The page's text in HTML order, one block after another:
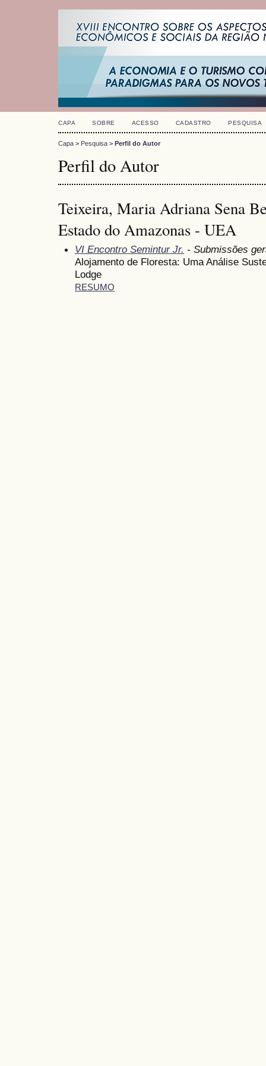
CAPA SOBRE ACESSO CADASTRO PESQUISA
Capa > Pesquisa > Perfil do Autor
Perfil do Autor
Teixeira, Maria Adriana Sena
Estado do Amazonas - UEA
VI Encontro Semintur Jr. - Submissões
Alojamento de Floresta: Uma Análise
Lodge
RESUMO